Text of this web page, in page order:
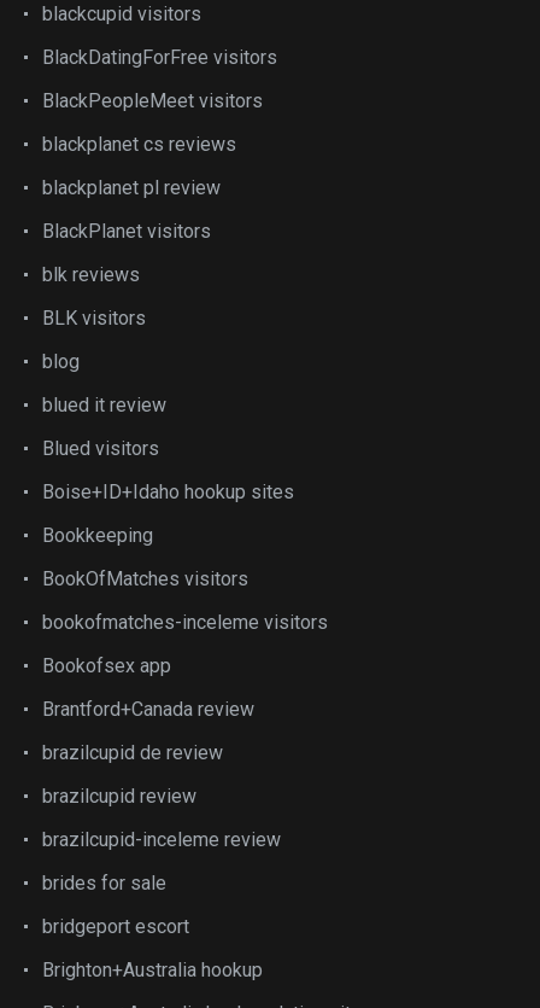
blackcupid visitors
BlackDatingForFree visitors
BlackPeopleMeet visitors
blackplanet cs reviews
blackplanet pl review
BlackPlanet visitors
blk reviews
BLK visitors
blog
blued it review
Blued visitors
Boise+ID+Idaho hookup sites
Bookkeeping
BookOfMatches visitors
bookofmatches-inceleme visitors
Bookofsex app
Brantford+Canada review
brazilcupid de review
brazilcupid review
brazilcupid-inceleme review
brides for sale
bridgeport escort
Brighton+Australia hookup